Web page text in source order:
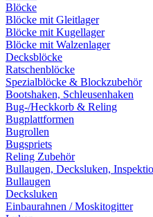
Blöcke
Blöcke mit Gleitlager
Blöcke mit Kugellager
Blöcke mit Walzenlager
Decksblöcke
Ratschenblöcke
Spezialblöcke & Blockzubehör
Bootshaken, Schleusenhaken
Bug-/Heckkorb & Reling
Bugplattformen
Bugrollen
Bugspriets
Reling Zubehör
Bullaugen, Decksluken,
Bullaugen
Decksluken
Einbaurahnen / Moskitogitter